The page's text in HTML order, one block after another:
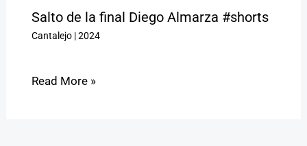
Salto de la final Diego Almarza #shorts
Cantalejo|2024
Read More »